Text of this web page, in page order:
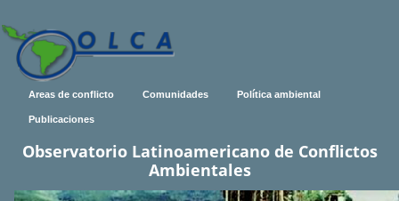
Areas de conflicto Comunidades Política ambiental
Publicaciones
Observatorio Latinoamericano de Conflictos
Ambientales